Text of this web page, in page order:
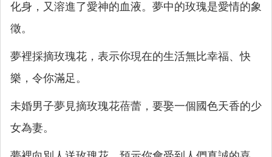
化身，又溶進了愛神的血液。夢中的玫瑰是愛情的象
徵。
夢裡採摘玫瑰花，表示你現在的生活無比幸福、快
樂，令你滿足。
未婚男子夢見摘玫瑰花蓓蕾，要娶一個國色天香的少
女為妻。